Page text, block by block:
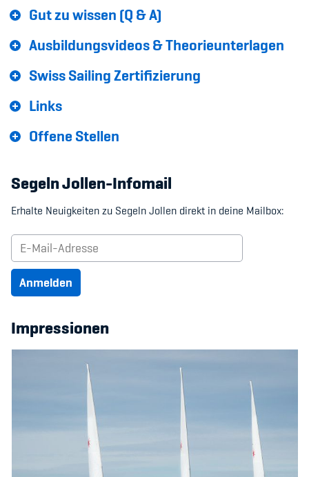
Gut zu wissen (Q & A)
Ausbildungsvideos & Theorieunterlagen
Swiss Sailing Zertifizierung
Links
Offene Stellen
Segeln Jollen-Infomail
Erhalte Neuigkeiten zu Segeln Jollen direkt in deine Mailbox:
Anmelden
Impressionen